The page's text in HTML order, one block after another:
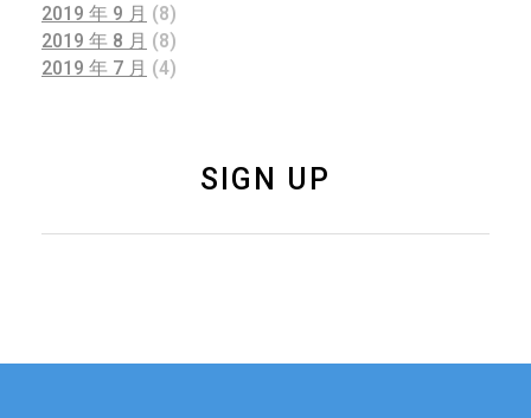
2019 年 9 月 (8)
2019 年 8 月 (8)
2019 年 7 月 (4)
SIGN UP